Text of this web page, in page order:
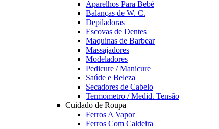
Aparelhos Para Bebé
Balanças de W. C.
Depiladoras
Escovas de Dentes
Maquinas de Barbear
Massajadores
Modeladores
Pedicure / Manicure
Saúde e Beleza
Secadores de Cabelo
Termometro / Medid. Tensão
Cuidado de Roupa
Ferros A Vapor
Ferros Com Caldeira